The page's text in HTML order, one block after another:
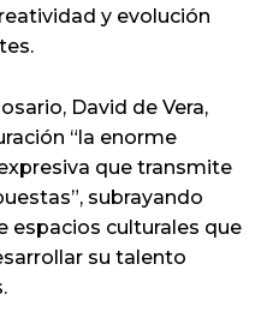
y evolución
David de Vera,
“la enorme
que transmite
subrayando
espacios culturales que
su talento